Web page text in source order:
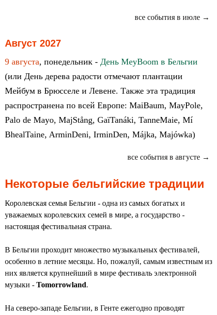
все события в июле →
Август 2027
9 августа, понедельник - День MeyBoom в Бельгии
(или День дерева радости отмечают плантации
Мейбум в Брюсселе и Левене. Также эта традиция
распространена по всей Европе: MaiBaum, MayPole,
Palo de Mayo, MajStång, GaïTanáki, TanneMaie, Mí
BhealTaine, ArminDeni, IrminDen, Májka, Majówka)
все события в августе →
Некоторые бельгийские традиции
Королевская семья Бельгии - одна из самых богатых и
уважаемых королевских семей в мире, а государство -
настоящая фестивальная страна.
В Бельгии проходит множество музыкальных фестивалей,
особенно в летние месяцы. Но, пожалуй, самым известным из
них является крупнейший в мире фестиваль электронной
музыки - Tomorrowland.
На северо-западе Бельгии, в Генте ежегодно проводят